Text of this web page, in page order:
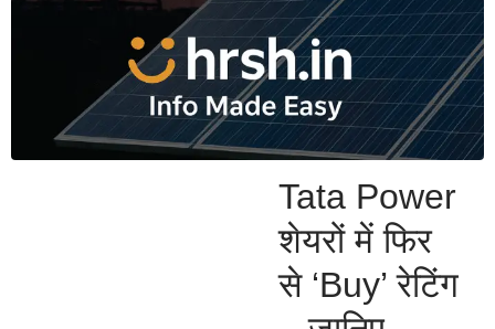
Tata Power
शेयरों में फिर
से ‘Buy’ रेटिंग